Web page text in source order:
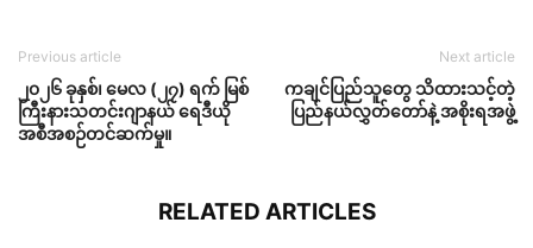
Previous article
၂၀၂၆ ခုနှစ်၊ မေလ (၂၇) ရက် မြစ်
ကြီးနားသတင်းဂျာနယ် ရေဒီယို
အစီအစဉ်တင်ဆက်မှု။
Next article
ကချင်ပြည်သူတွေ သိထားသင့်တဲ့
ပြည်နယ်လွှတ်တော်နဲ့ အစိုးရအဖွဲ့
RELATED ARTICLES